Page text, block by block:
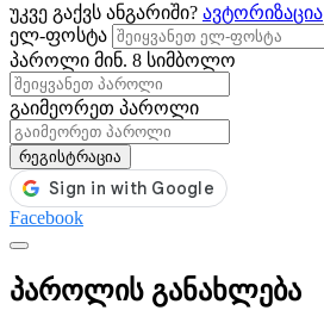
უკვე გაქვს ანგარიში? ავტორიზაცია
ელ-ფოსტა
პაროლი მინ. 8 სიმბოლო
გაიმეორეთ პაროლი
რეგისტრაცია
Facebook
პაროლის განახლება